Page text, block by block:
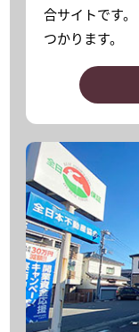
合サイトです。
つかります。